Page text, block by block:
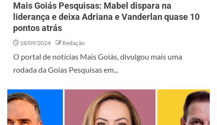
Mais Goiás Pesquisas: Mabel dispara na
liderança e deixa Adriana e Vanderlan quase 10
pontos atrás
18/09/2024 Redação
O portal de notícias Mais Goiás, divulgou mais uma
rodada da Goias Pesquisas em...